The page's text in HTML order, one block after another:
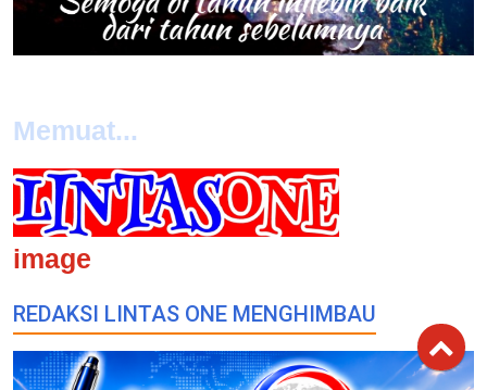
Memuat...
image
REDAKSI LINTAS ONE MENGHIMBAU